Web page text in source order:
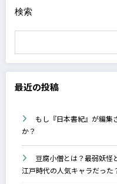
検索
最近の投稿
もし『日本書紀』が編集
か？
豆腐小僧とは？最弱妖怪
江戸時代の人気キャラだった